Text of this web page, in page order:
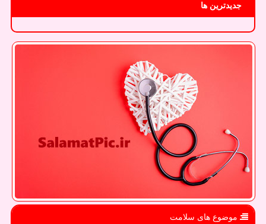
جدیدترین ها
موضوع های سلامت